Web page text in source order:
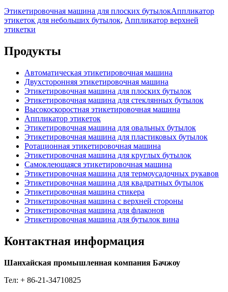
Этикетировочная машина для плоских бутылокАппликатор
этикеток для небольших бутылок, Аппликатор верхней
этикетки
Продукты
Автоматическая этикетировочная машина
Двухсторонняя этикетировочная машина
Этикетировочная машина для плоских бутылок
Этикетировочная машина для стеклянных бутылок
Высокоскоростная этикетировочная машина
Аппликатор этикеток
Этикетировочная машина для овальных бутылок
Этикетировочная машина для пластиковых бутылок
Ротационная этикетировочная машина
Этикетировочная машина для круглых бутылок
Самоклеющаяся этикетировочная машина
Этикетировочная машина для термоусадочных рукавов
Этикетировочная машина для квадратных бутылок
Этикетировочная машина стикера
Этикетировочная машина с верхней стороны
Этикетировочная машина для флаконов
Этикетировочная машина для бутылок вина
Контактная информация
Шанхайская промышленная компания Бачжоу
Тел: + 86-21-34710825